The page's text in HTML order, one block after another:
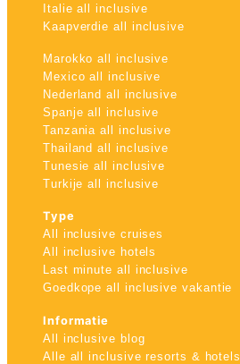
Italie all inclusive
Kaapverdie all inclusive
Marokko all inclusive
Mexico all inclusive
Nederland all inclusive
Spanje all inclusive
Tanzania all inclusive
Thailand all inclusive
Tunesie all inclusive
Turkije all inclusive
Type
All inclusive cruises
All inclusive hotels
Last minute all inclusive
Goedkope all inclusive vakantie
Informatie
All inclusive blog
Alle all inclusive resorts & hotels